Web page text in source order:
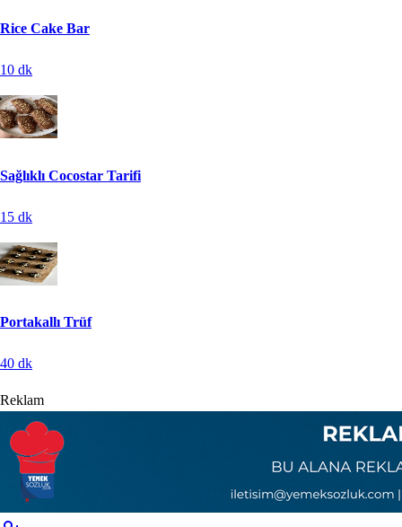
Rice Cake Bar
10 dk
Sağlıklı Cocostar Tarifi
15 dk
Portakallı Trüf
40 dk
Reklam